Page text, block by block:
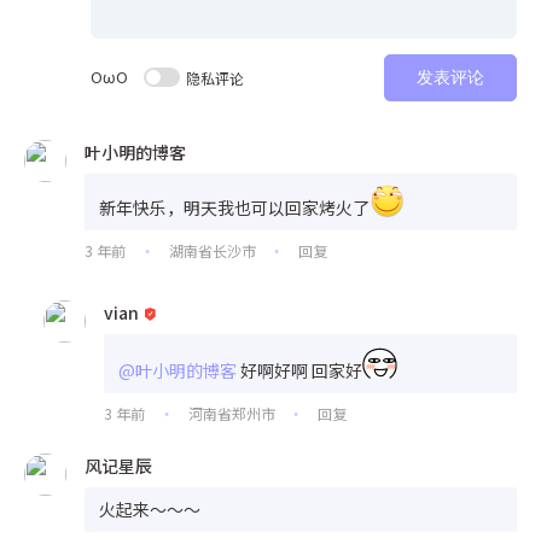
OωO 隐私评论 发表评论
叶小明的博客
新年快乐，明天我也可以回家烤火了
3 年前 • 湖南省长沙市 • 回复
vian
@叶小明的博客 好啊好啊 回家好
3 年前 • 河南省郑州市 • 回复
风记星辰
火起来～～～